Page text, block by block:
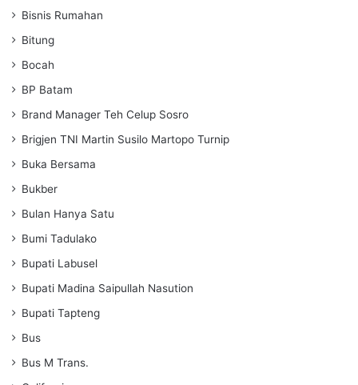
Bisnis Rumahan
Bitung
Bocah
BP Batam
Brand Manager Teh Celup Sosro
Brigjen TNI Martin Susilo Martopo Turnip
Buka Bersama
Bukber
Bulan Hanya Satu
Bumi Tadulako
Bupati Labusel
Bupati Madina Saipullah Nasution
Bupati Tapteng
Bus
Bus M Trans.